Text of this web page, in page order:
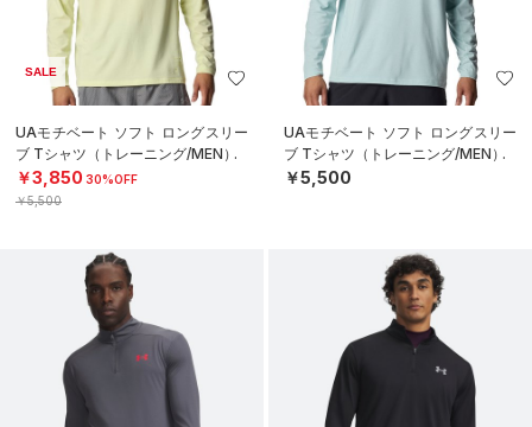
SALE
UAモチベート ソフト ロングスリー
ブ Tシャツ（トレーニング/MEN）
￥3,850 30%OFF
￥5,500
UAモチベート ソフト ロングスリー
ブ Tシャツ（トレーニング/MEN）
￥5,500